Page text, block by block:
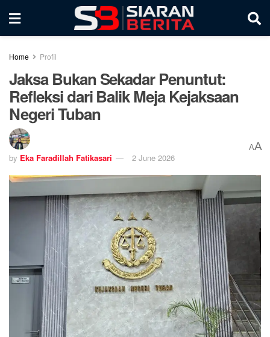
Home Profil
Jaksa Bukan Sekadar Penuntut:
Refleksi dari Balik Meja Kejaksaan
Negeri Tuban
by Eka Faradillah Fatikasari 2 June 2026
AA